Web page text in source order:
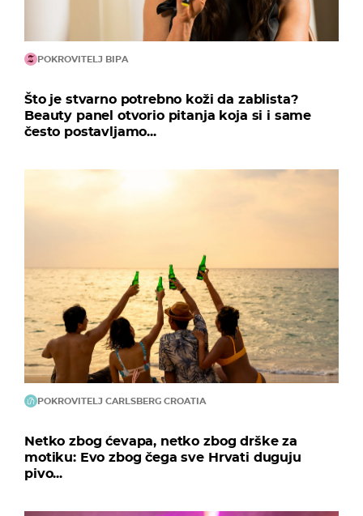
POKROVITELJ BIPA
Što je stvarno potrebno koži da zablista?
Beauty panel otvorio pitanja koja si i same
često postavljamo...
POKROVITELJ CARLSBERG CROATIA
Netko zbog ćevapa, netko zbog drške za
motiku: Evo zbog čega sve Hrvati duguju
pivo...